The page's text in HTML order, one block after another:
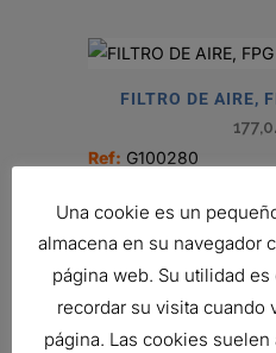
FILTRO DE AIRE,
Ref: G100280
Una cookie es un
almacena en su navegador
página web. Su utilidad
recordar su visita cuando
página. Las cookies